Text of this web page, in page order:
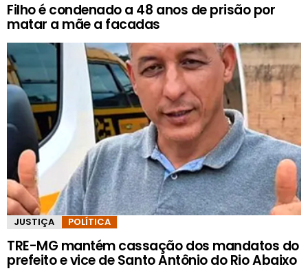
Filho é condenado a 48 anos de prisão por
matar a mãe a facadas
JUSTIÇA POLÍTICA
TRE-MG mantém cassação dos mandatos do
prefeito e vice de Santo Antônio do Rio Abaixo